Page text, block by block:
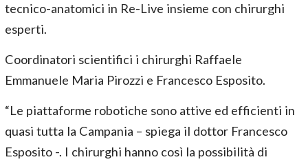
tecnico-anatomici in Re-Live insieme con chirurghi
esperti.
Coordinatori scientifici i chirurghi Raffaele
Emmanuele Maria Pirozzi e Francesco Esposito.
“Le piattaforme robotiche sono attive ed efficienti in
quasi tutta la Campania – spiega il dottor Francesco
Esposito -. I chirurghi hanno così la possibilità di